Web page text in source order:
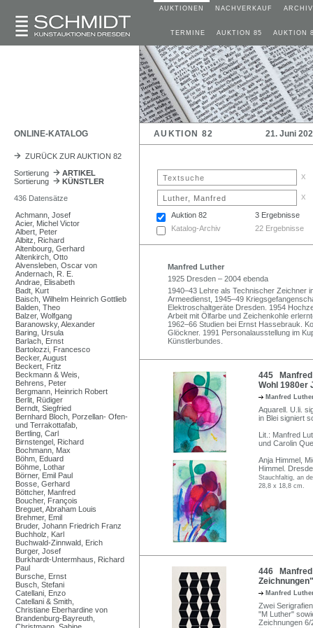
AUKTIONEN NACHVERKAUF ARCHIV
TERMINE AUKTION 85 AUKTION
ONLINE-KATALOG AUKTION 82 21. Juni
ZURÜCK ZUR AUKTION 82
Sortierung
ARTIKEL
Sortierung
KÜNSTLER
436 Datensätze
Achmann, Josef
Acier, Michel Victor
Albert, Peter
Albitz, Richard
Altenbourg, Gerhard
Altenkirch, Otto
Alvensleben, Oscar von
Andernach, R. E.
Andrae, Elisabeth
Badt, Kurt
Baisch, Wilhelm Heinrich Gottlieb
Balden, Theo
Balzer, Wolfgang
Baranowsky, Alexander
Baring, Ursula
Barlach, Ernst
Bartolozzi, Francesco
Becker, August
Beckert, Fritz
Beckmann & Weis,
Behrens, Peter
Bergmann, Heinrich Robert
Berlit, Rüdiger
Berndt, Siegfried
Bernhard Bloch, Porzellan- Ofen-
und Terrakottafab,
Bertling, Carl
Birnstengel, Richard
Bochmann, Max
Böhm, Eduard
Böhme, Lothar
Börner, Emil Paul
Bosse, Gerhard
Böttcher, Manfred
Boucher, François
Breguet, Abraham Louis
Brehmer, Emil
Bruder, Johann Friedrich Franz
Buchholz, Karl
Buchwald-Zinnwald, Erich
Burger, Josef
Burkhardt-Untermhaus, Richard
Paul
Bursche, Ernst
Busch, Stefani
Catellani, Enzo
Catellani & Smith,
Christiane Eberhardine von
Brandenburg-Bayreuth,
x
x
Auktion 82
3 Ergebnisse
Katalog-Archiv
22 Ergebnisse
Manfred Luther
1925 Dresden – 2004 ebenda
1940–43 Lehre als Technischer Zeichner
Armeedienst, 1945–49
Elektroschaltgeräte Dresden. 1954
Arbeit mit Ölfarbe und Zeichenkohle
1962–66 Studien bei Ernst Hassebrauk.
Glöckner. 1991 Personalausstellung im
Künstlerbundes.
445 Manfred
Wohl 1980er
Manfred
Aquarell. U.li.
in Blei signiert
Lit.: Manfred
und Carolin
Anja Himmel,
Himmel.
Stauchfaltig, an
28,8 x 18,8 cm.
446 Manfred
Manfred
Zwei
"M Luther"
Zeichnungen